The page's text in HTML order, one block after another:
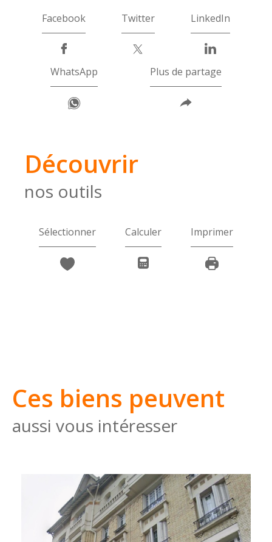
Facebook Twitter LinkedIn
WhatsApp Plus de partage
découvrir
nos outils
Sélectionner Calculer Imprimer
Ces biens peuvent
aussi vous intéresser